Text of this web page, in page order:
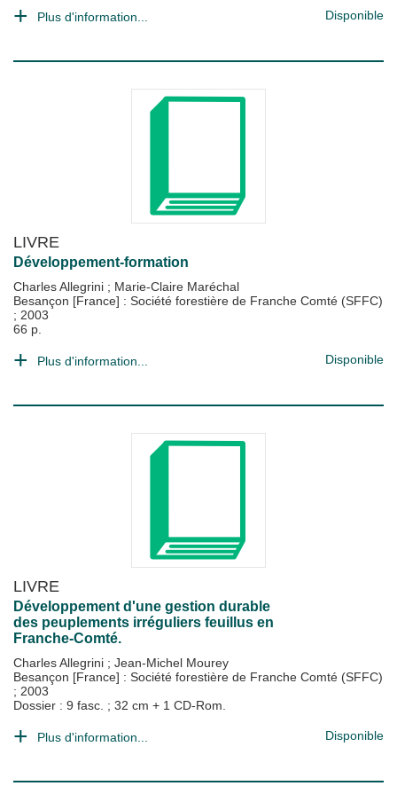
Plus d'information... Disponible
LIVRE
Développement-formation
Charles Allegrini ; Marie-Claire Maréchal
Besançon [France] : Société forestière de Franche Comté (SFFC)
; 2003
66 p.
Plus d'information... Disponible
LIVRE
Développement d'une gestion durable
des peuplements irréguliers feuillus en
Franche-Comté.
Charles Allegrini ; Jean-Michel Mourey
Besançon [France] : Société forestière de Franche Comté (SFFC)
; 2003
Dossier : 9 fasc. ; 32 cm + 1 CD-Rom.
Plus d'information... Disponible